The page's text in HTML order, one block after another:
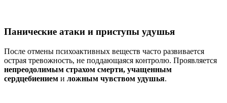
Панические атаки и приступы удушья
После отмены психоактивных веществ часто развивается
острая тревожность, не поддающаяся контролю. Проявляется
непреодолимым страхом смерти, учащенным
сердцебиением и ложным чувством удушья.